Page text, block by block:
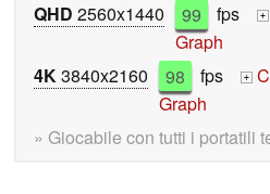
QHD 2560x1440 99 fps +
Graph
4K3840x2160 98 fps +
Graph
» Giocabile con tutti i portatili